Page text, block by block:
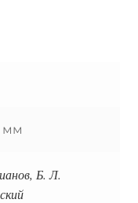
мм
Б. Л.